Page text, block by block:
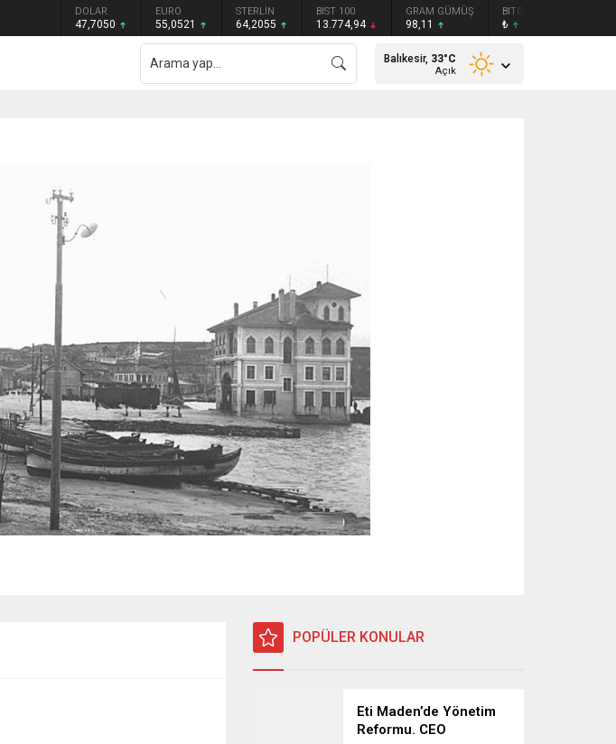
DOLAR
47,7050
EURO
55,0521
STERLİN
64,2055
BIST 100
13.774,94
GRAM GÜMÜŞ
98,11
BITCOIN
₺
Balıkesir, 33°C
Açık
POPÜLER KONULAR
Eti Maden’de Yönetim
Reformu. CEO